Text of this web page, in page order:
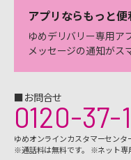
アプリならもっと便
ゆめデリバリー専用ア
メッセージの通知がス
■お問合せ
0120-37-
ゆめオンラインカスタマーセン
※通話料は無料です。 ※ネット専